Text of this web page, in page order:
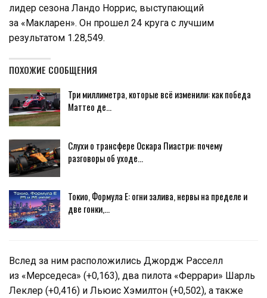
лидер сезона Ландо Норрис, выступающий
за «Макларен». Он прошел 24 круга с лучшим
результатом 1.28,549.
ПОХОЖИЕ СООБЩЕНИЯ
Три миллиметра, которые всё изменили: как победа
Маттео де…
Слухи о трансфере Оскара Пиастри: почему
разговоры об уходе…
Токио, Формула E: огни залива, нервы на пределе и
две гонки,…
Вслед за ним расположились Джордж Расселл
из «Мерседеса» (+0,163), два пилота «Феррари» Шарль
Леклер (+0,416) и Льюис Хэмилтон (+0,502), а также